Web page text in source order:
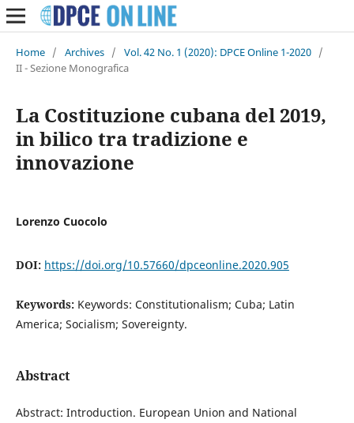
Home / Archives / Vol. 42 No. 1 (2020): DPCE Online 1-2020 /
II - Sezione Monografica
La Costituzione cubana del 2019,
in bilico tra tradizione e
innovazione
Lorenzo Cuocolo
DOI: https://doi.org/10.57660/dpceonline.2020.905
Keywords: Keywords: Constitutionalism; Cuba; Latin
America; Socialism; Sovereignty.
Abstract
Abstract: Introduction. European Union and National